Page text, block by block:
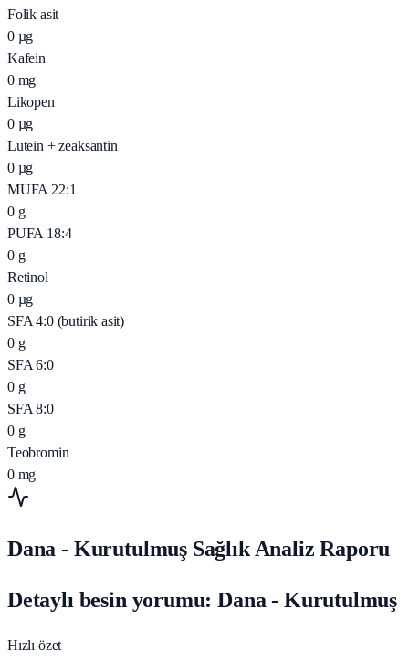
Folik asit
0 µg
Kafein
0 mg
Likopen
0 µg
Lutein + zeaksantin
0 µg
MUFA 22:1
0 g
PUFA 18:4
0 g
Retinol
0 µg
SFA 4:0 (butirik asit)
0 g
SFA 6:0
0 g
SFA 8:0
0 g
Teobromin
0 mg
Dana - Kurutulmuş Sağlık Analiz Raporu
Detaylı besin yorumu: Dana - Kurutulmuş
Hızlı özet